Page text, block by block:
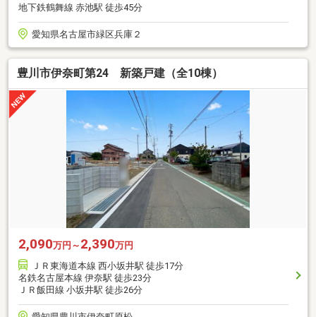
地下鉄鶴舞線 赤池駅 徒歩45分
愛知県名古屋市緑区兵庫２
豊川市伊奈町第24 新築戸建（全10棟）
2,090万円～ 2,390万円
ＪＲ東海道本線 西小坂井駅 徒歩17分
名鉄名古屋本線 伊奈駅 徒歩23分
ＪＲ飯田線 小坂井駅 徒歩26分